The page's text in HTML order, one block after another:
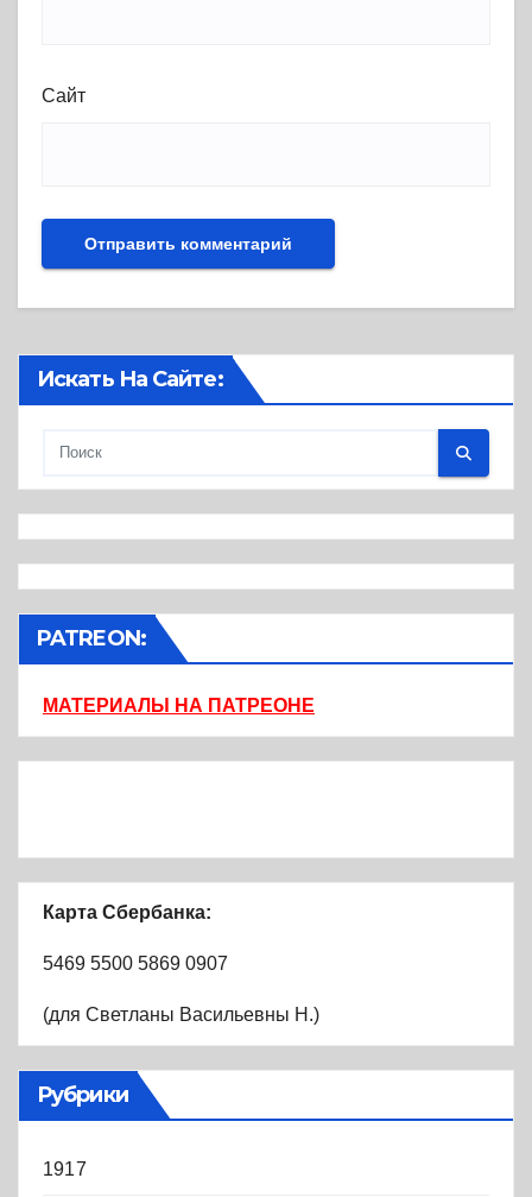
Сайт
Искать На Сайте:
PATREON:
МАТЕРИАЛЫ НА ПАТРЕОНЕ
Карта Сбербанка:
5469 5500 5869 0907
(для Светланы Васильевны Н.)
Рубрики
1917